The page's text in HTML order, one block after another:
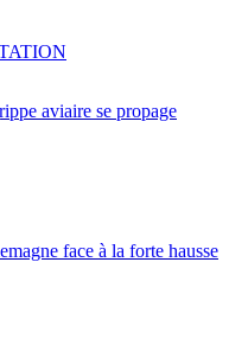
aviaire se propage
face à la forte hausse